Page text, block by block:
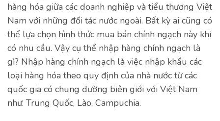
hàng hóa giữa các doanh nghiệp và tiểu thương Việt
Nam với những đối tác nước ngoài. Bất kỳ ai cũng có
thể lựa chọn hình thức mua bán chính ngạch này khi
có nhu cầu. Vậy cụ thể nhập hàng chính ngạch là
gì? Nhập hàng chính ngạch là việc nhập khẩu các
loại hàng hóa theo quy định của nhà nước từ các
quốc gia có chung đường biên giới với Việt Nam
như: Trung Quốc, Lào, Campuchia.